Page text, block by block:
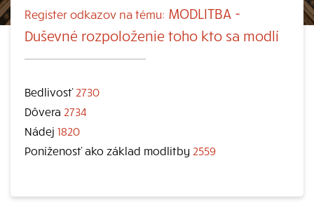
Register odkazov na tému: MODLITBA -
Duševné rozpoloženie toho kto sa modlí
Bedlivosť 2730
Dôvera 2734
Nádej 1820
Poníženosť ako základ modlitby 2559